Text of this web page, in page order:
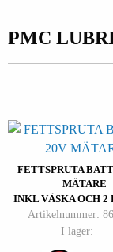
PMC
FETTSPRUTA
MÄTARE
INKL VÄSKA OCH 2
Artikelnummer:
I lager: